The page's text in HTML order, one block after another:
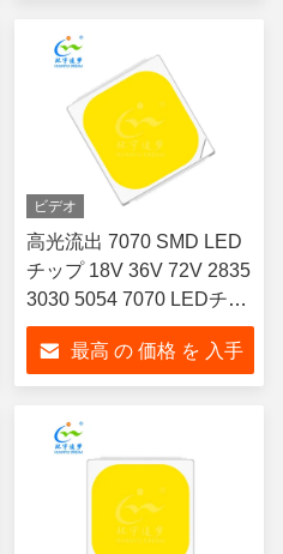
ビデオ
高光流出 7070 SMD LED
チップ 18V 36V 72V 2835
3030 5054 7070 LEDチッ
プ 1100LM SMD
最高 の 価格 を 入手